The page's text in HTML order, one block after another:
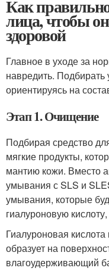
Как
лица, чтобы
здоровой
Главное в уходе за
навредить. Подбирать
ориентируясь на
Этап 1. Очищение
Подбирая средство
мягкие продукты,
мантию кожи. Вместо
умывания с SLS и
умывания, которые
гиалуроновую
Гиалуроновая кислота
образует на
влагоудерживающий